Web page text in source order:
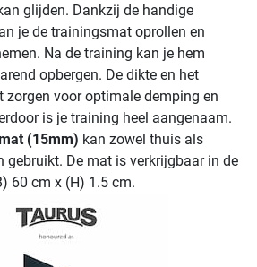
glijden. Dankzij de handige
je de trainingsmat oprollen en
Na de training kan je hem
opbergen. De dikte en het
zorgen voor optimale demping en
is je training heel aangenaam.
(15mm) kan zowel thuis als
gebruikt. De mat is verkrijgbaar in de
60 cm x (H) 1.5 cm.